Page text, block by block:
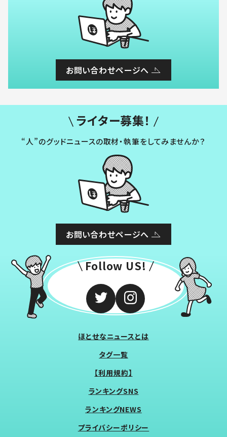
お問い合わせページへ
ライター募集！
“人”のグッドニュースの取材・執筆をしてみませんか？
お問い合わせページへ
Follow US!
ほとせなニュースとは
タグ一覧
【利用規約】
ランキングSNS
ランキングNEWS
プライバシーポリシー